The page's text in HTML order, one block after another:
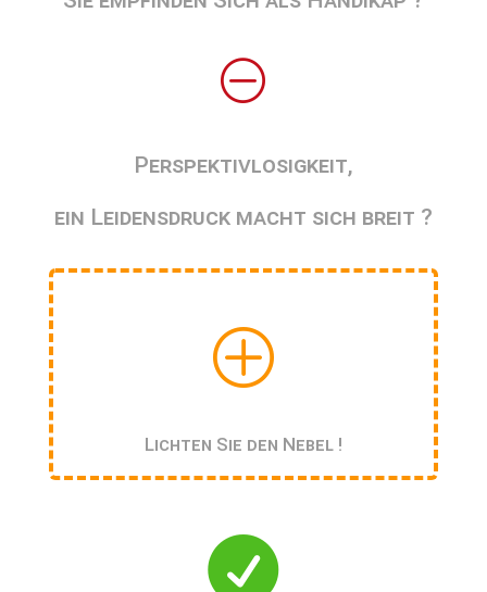
O
Perspektivlosigkeit,
ein Leidensdruck macht sich breit ?
P
Lichten Sie den Nebel !
